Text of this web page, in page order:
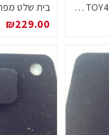
בית שלט טויוטה קורולה RKE TOY43 שני לחצנים (2 לחצנים)
₪229.00